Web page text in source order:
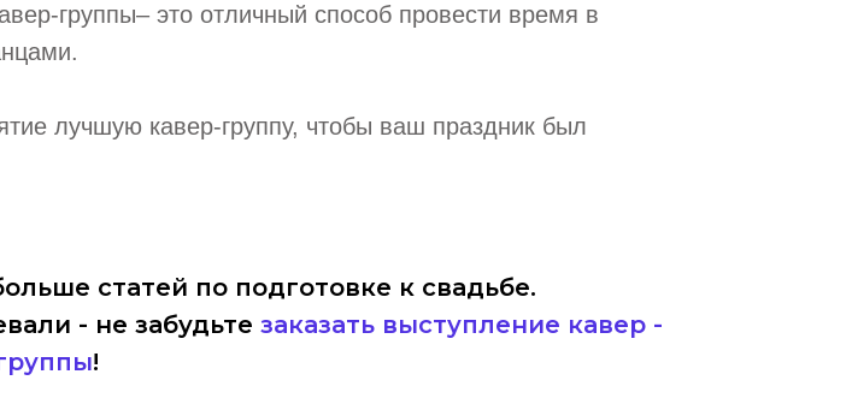
группы– это отличный способ провести время в
лучшую кавер-группу, чтобы ваш праздник был
статей по подготовке к свадьбе.
- не забудьте заказать выступление кавер -
!